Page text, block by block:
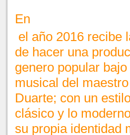
En
el año 2016 recibe
de hacer una
genero popular
musical del
Duarte; con un
clásico y lo
su propia identidad